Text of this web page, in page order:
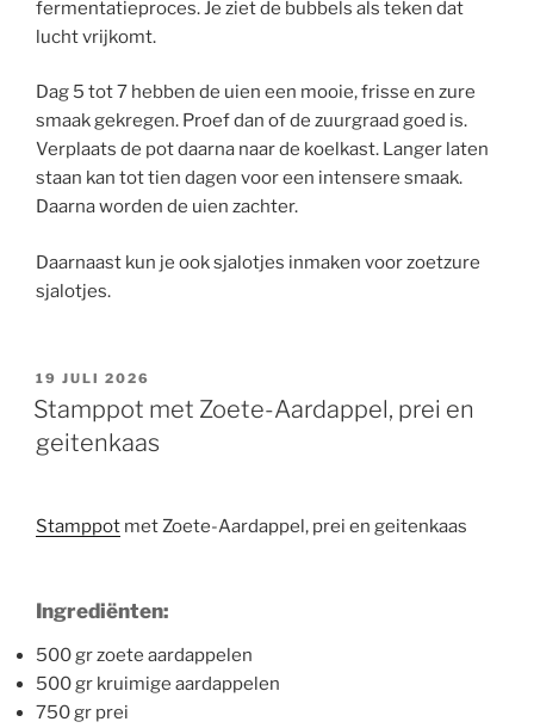
fermentatieproces. Je ziet de bubbels als teken dat
lucht vrijkomt.
Dag 5 tot 7 hebben de uien een mooie, frisse en zure
smaak gekregen. Proef dan of de zuurgraad goed is.
Verplaats de pot daarna naar de koelkast. Langer laten
staan kan tot tien dagen voor een intensere smaak.
Daarna worden de uien zachter.
Daarnaast kun je ook sjalotjes inmaken voor zoetzure
sjalotjes.
GEPLAATST
OP
19 JULI 2026
Stamppot met Zoete-Aardappel, prei en
geitenkaas
Stamppot met Zoete-Aardappel, prei en geitenkaas
Ingrediënten:
500 gr zoete aardappelen
500 gr kruimige aardappelen
750 gr prei